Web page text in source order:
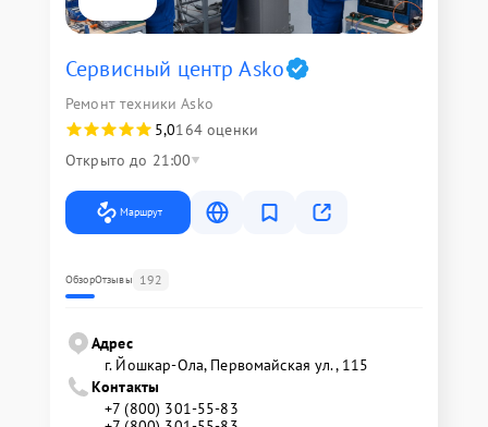
Сервисный центр Asko
Ремонт техники Asko
5,0164 оценки
Открыто до 21:00
Маршрут
ОбзорОтзывы 192
Адрес
г. Йошкар-Ола, Первомайская ул., 115
Контакты
+7 (800) 301-55-83